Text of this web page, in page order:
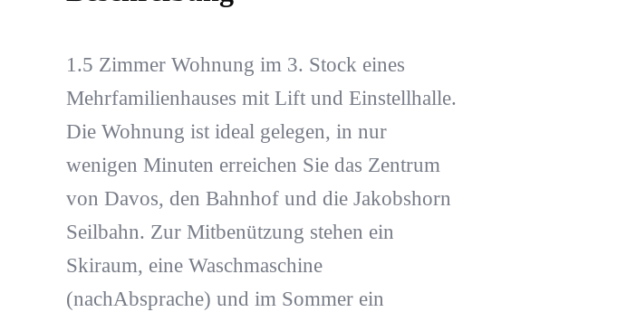
1.5 Zimmer Wohnung im 3. Stock eines
Mehrfamilienhauses mit Lift und Einstellhalle.
Die Wohnung ist ideal gelegen, in nur
wenigen Minuten erreichen Sie das Zentrum
von Davos, den Bahnhof und die Jakobshorn
Seilbahn. Zur Mitbenützung stehen ein
Skiraum, eine Waschmaschine
(nachAbsprache) und im Sommer ein